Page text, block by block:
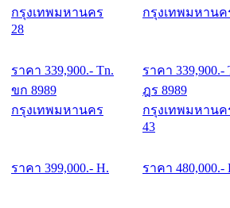
กรุงเทพมหานคร
28
ราคา 339,900.- Tn.
กรุงเทพมหานค
ราคา 339,900.-
ขก 8989
กรุงเทพมหานคร
ราคา 399,000.- H.
ฎร 8989
กรุงเทพมหานค
43
ราคา 480,000.-